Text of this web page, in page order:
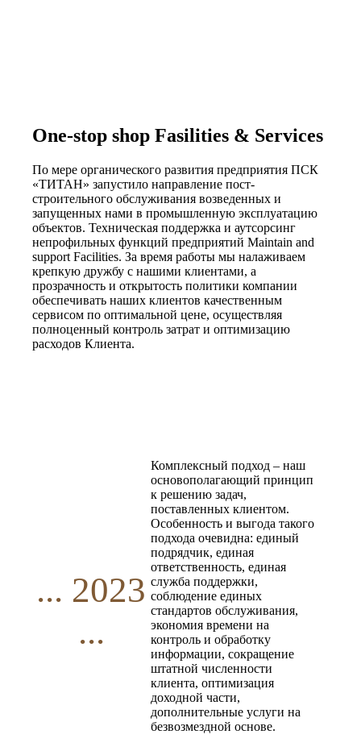
One-stop shop Fasilities & Services
По мере органического развития предприятия ПСК
«ТИТАН» запустило направление пост-
строительного обслуживания возведенных и
запущенных нами в промышленную эксплуатацию
объектов. Техническая поддержка и аутсорсинг
непрофильных функций предприятий Maintain and
support Facilities. За время работы мы налаживаем
крепкую дружбу с нашими клиентами, а
прозрачность и открытость политики компании
обеспечивать наших клиентов качественным
сервисом по оптимальной цене, осуществляя
полноценный контроль затрат и оптимизацию
расходов Клиента.
... 2023
...
Комплексный подход – наш
основополагающий принцип
к решению задач,
поставленных клиентом.
Особенность и выгода такого
подхода очевидна: единый
подрядчик, единая
ответственность, единая
служба поддержки,
соблюдение единых
стандартов обслуживания,
экономия времени на
контроль и обработку
информации, сокращение
штатной численности
клиента, оптимизация
доходной части,
дополнительные услуги на
безвозмездной основе.